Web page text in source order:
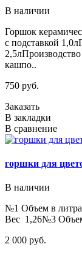
В наличии
Горшок
с подставкой
кашпо..
750 руб.
Заказать
В закладки
В сравнение
горшки для
В наличии
№1 Объем в
Вес 1,26№3
2 000 руб.